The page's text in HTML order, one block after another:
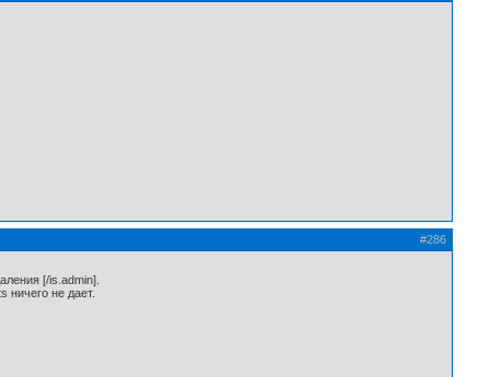
#286
[/is.admin].
ничего не дает.